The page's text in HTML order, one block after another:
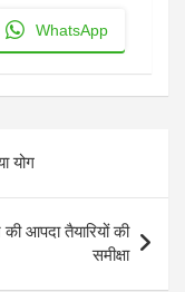
WhatsApp
योग
आपदा तैयारियों की
समीक्षा